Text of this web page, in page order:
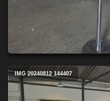
IMG 20240812 144407